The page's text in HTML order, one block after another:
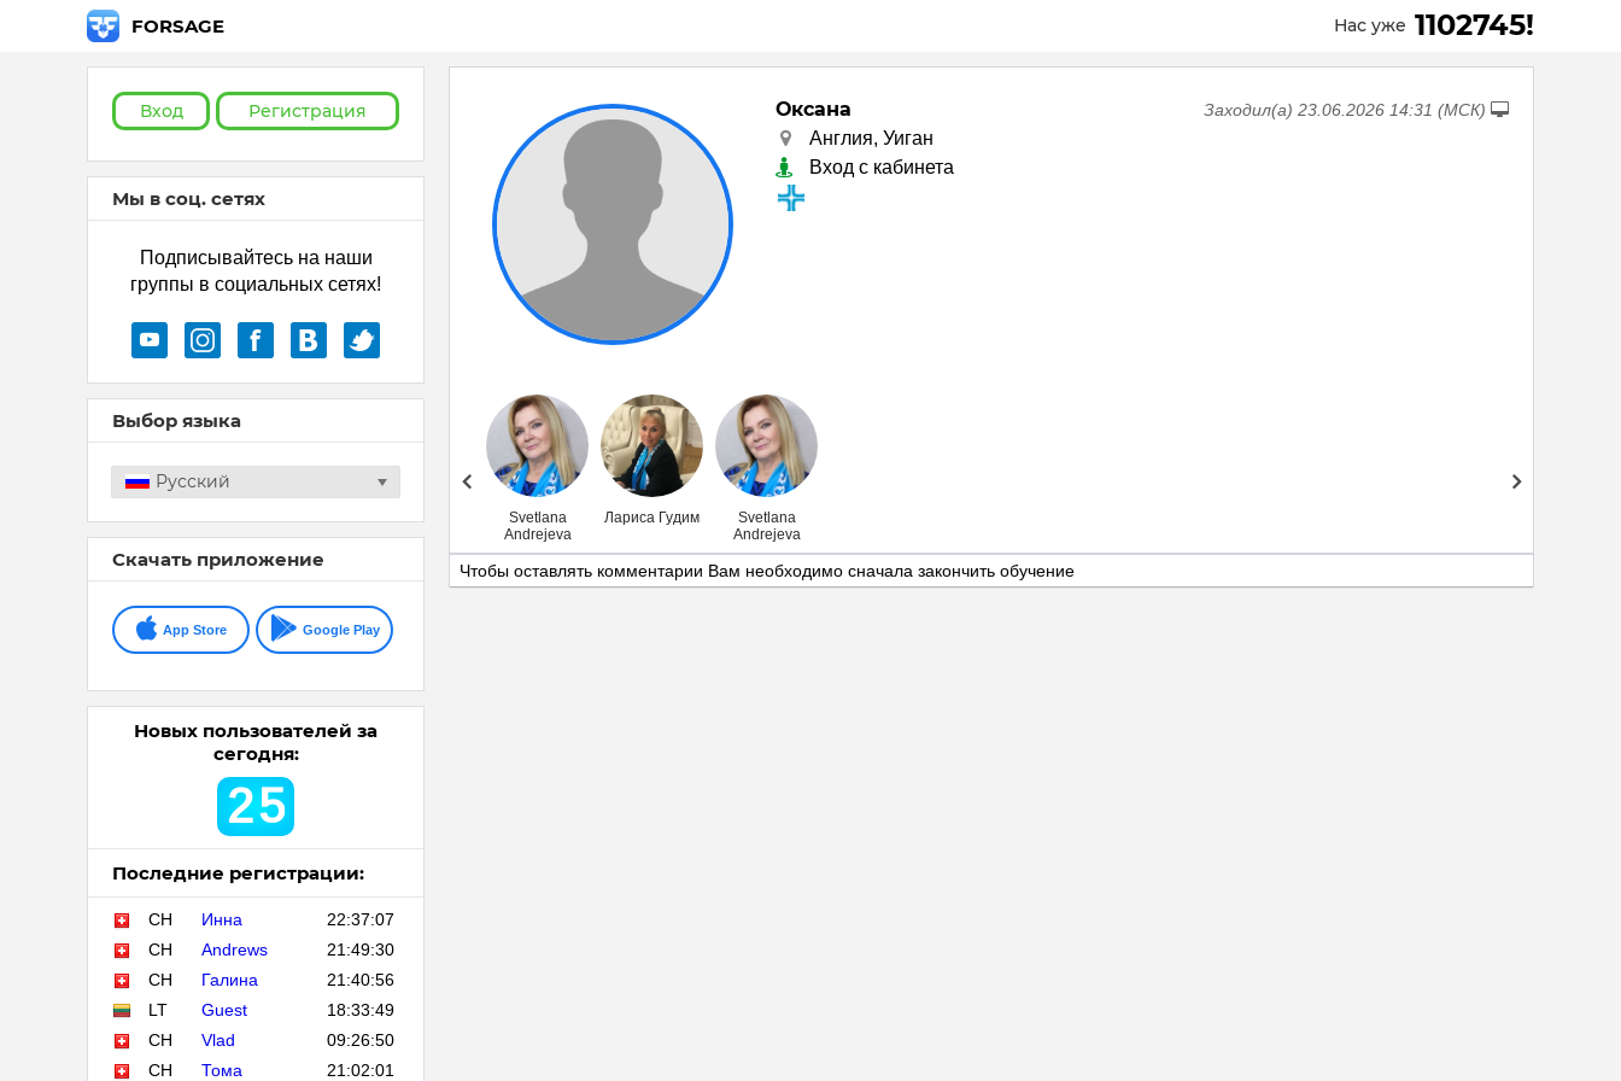
FORSAGE Нас уже 1102745!
Вход Регистрация
Мы в соц. сетях
Подписывайтесь на наши
группы в социальных сетях!
Выбор языка
Русский
Скачать приложение
App Store Google Play
Новых пользователей за
сегодня:
25
Последние регистрации:
CH Инна
22:37:07
CH
Andrews
21:49:30
CH
Галина
21:40:56
LT
Guest
18:33:49
CH
Vlad
09:26:50
CH
Тома 21:02:01
Заходил(а) 23.06.2026 14:31 (МСК)
Оксана
Англия, Уиган
Вход с кабинета
Лариса Гудим
Svetlana
Andrejeva
Лариса Гудим
Svetlana
Andrejeva
Чтобы оставлять комментарии Вам необходимо сначала закончить обучение